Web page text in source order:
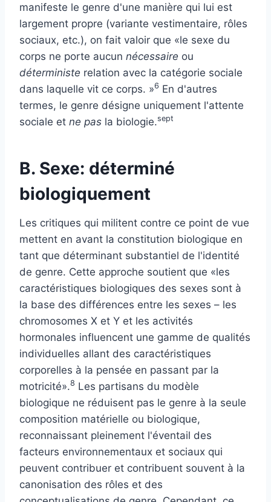
manifeste le genre d'une manière qui lui est
largement propre (variante vestimentaire, rôles
sociaux, etc.), on fait valoir que «le sexe du
corps ne porte aucun nécessaire ou
déterministe relation avec la catégorie sociale
dans laquelle vit ce corps. »6 En d'autres
termes, le genre désigne uniquement l'attente
sociale et ne pas la biologie.sept
B. Sexe: déterminé
biologiquement
Les critiques qui militent contre ce point de vue
mettent en avant la constitution biologique en
tant que déterminant substantiel de l'identité
de genre. Cette approche soutient que «les
caractéristiques biologiques des sexes sont à
la base des différences entre les sexes – les
chromosomes X et Y et les activités
hormonales influencent une gamme de qualités
individuelles allant des caractéristiques
corporelles à la pensée en passant par la
motricité».8 Les partisans du modèle
biologique ne réduisent pas le genre à la seule
composition matérielle ou biologique,
reconnaissant pleinement l'éventail des
facteurs environnementaux et sociaux qui
peuvent contribuer et contribuent souvent à la
canonisation des rôles et des